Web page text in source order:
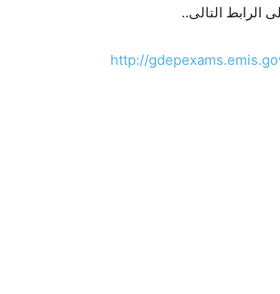
الرابط التالى..
http://